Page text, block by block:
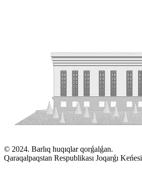
© 2024. Barlıq huqıqlar qorǵalǵan.
Qaraqalpaqstan Respublikası Joqarǵı Keńesi